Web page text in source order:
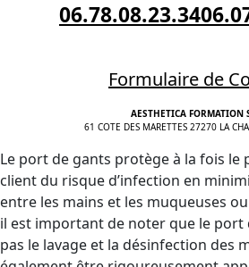
06.78.08.23.34
Formulaire de
AESTHETICA FORMATION
61 COTE DES MARETTES 27270 LA
Le port de gants protège à la fois le
client du risque d’infection en
entre les mains et les muqueuses
il est important de noter que le port
pas le lavage et la désinfection des